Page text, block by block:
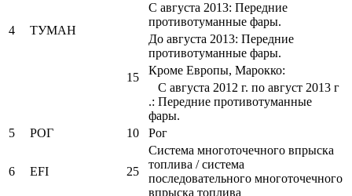
4 ТУМАН
С августа 2013: Передние
противотуманные фары.
15
До августа 2013: Передние
противотуманные фары.
Кроме Европы, Марокко:
С августа 2012 г. по август 2013 г
.: Передние противотуманные
фары.
5
РОГ 10 Рог
6 EFI 25
Система многоточечного впрыска
топлива / система
последовательного многоточечного
впрыска топлива